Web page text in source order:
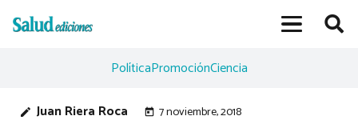
PolíticaPromociónCiencia
edit Juan Riera Roca today 7 noviembre, 2018